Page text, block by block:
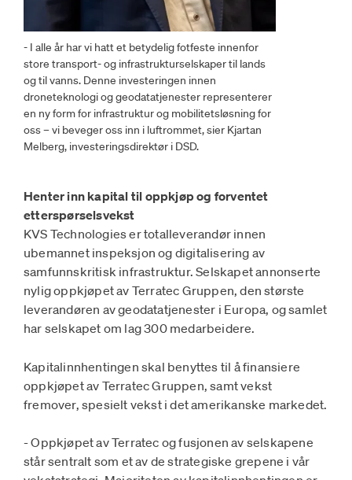
- I alle år har vi hatt et betydelig fotfeste innenfor
store transport- og infrastrukturselskaper til lands
og til vanns. Denne investeringen innen
droneteknologi og geodatatjenester representerer
en ny form for infrastruktur og mobilitetsløsning for
oss – vi beveger oss inn i luftrommet, sier Kjartan
Melberg, investeringsdirektør i DSD.
Henter inn kapital til oppkjøp og forventet
etterspørselsvekst
KVS Technologies er totalleverandør innen
ubemannet inspeksjon og digitalisering av
samfunnskritisk infrastruktur. Selskapet annonserte
nylig oppkjøpet av Terratec Gruppen, den største
leverandøren av geodatatjenester i Europa, og samlet
har selskapet om lag 300 medarbeidere.
Kapitalinnhentingen skal benyttes til å finansiere
oppkjøpet av Terratec Gruppen, samt vekst
fremover, spesielt vekst i det amerikanske markedet.
- Oppkjøpet av Terratec og fusjonen av selskapene
står sentralt som et av de strategiske grepene i vår